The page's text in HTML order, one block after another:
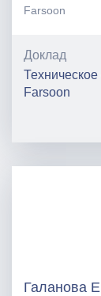
Farsoon
Доклад
Farsoon
Галанова